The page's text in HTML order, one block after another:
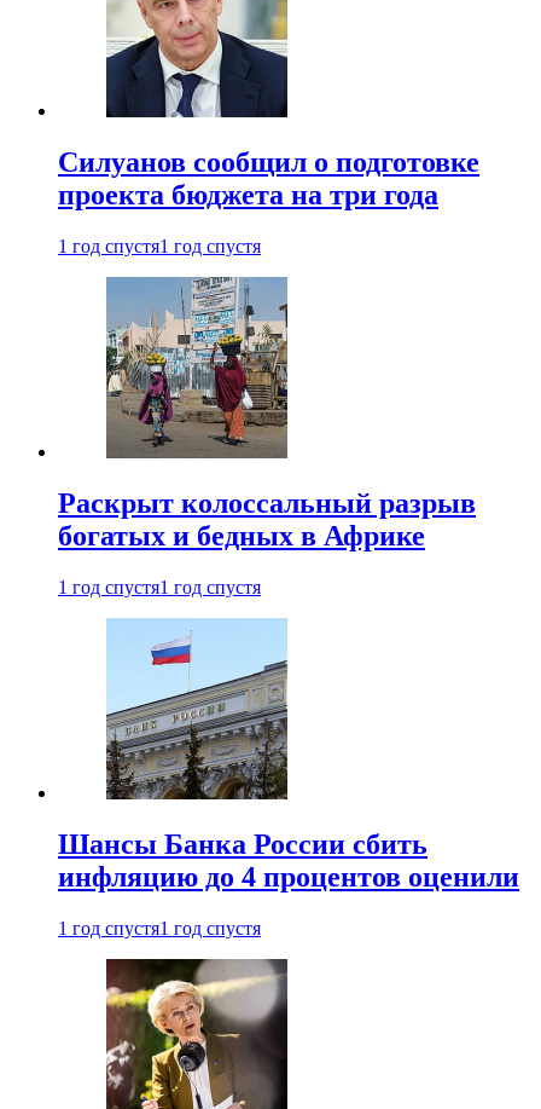
Силуанов сообщил о подготовке
проекта бюджета на три года
1 год спустя1 год спустя
Раскрыт колоссальный разрыв
богатых и бедных в Африке
1 год спустя1 год спустя
Шансы Банка России сбить
инфляцию до 4 процентов оценили
1 год спустя1 год спустя